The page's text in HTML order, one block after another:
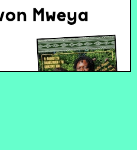
Mweya